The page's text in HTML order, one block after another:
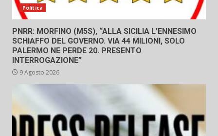
Politica
PNRR: MORFINO (M5S), “ALLA SICILIA L’ENNESIMO
SCHIAFFO DEL GOVERNO. VIA 44 MILIONI, SOLO
PALERMO NE PERDE 20. PRESENTO
INTERROGAZIONE”
9 Agosto 2026